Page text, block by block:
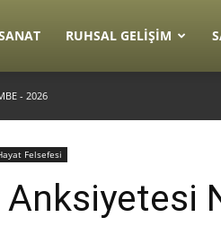
RUHSAL GELIŞIM
- 2026
Felsefesi
Anksiyetesi